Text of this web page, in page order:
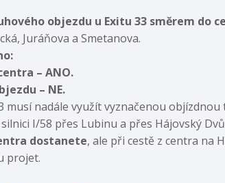
objezdu u Exitu 33 směrem do
Juráňova a Smetanova.
– ANO.
– NE.
nadále využít vyznačenou objízdnou
I/58 přes Lubinu a přes Hájovský
dostanete, ale při cestě z centra na
projet.